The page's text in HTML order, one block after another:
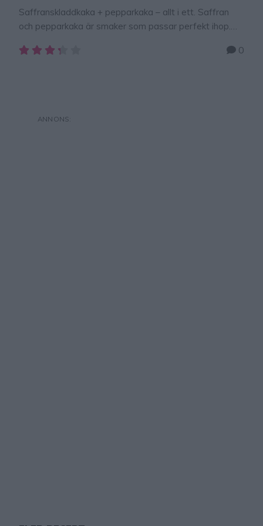
Saffranskladdkaka + pepparkaka – allt i ett. Saffran
och pepparkaka är smaker som passar perfekt ihop.
och den blev såååå god! Helt perfekt! En ny variant av0